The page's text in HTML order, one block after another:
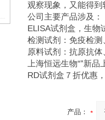
观察现象，又能得
公司主要产品涉及：
ELISA试剂盒，生物
检测试剂：免疫检测
原料试剂：抗原抗
上海恒远生物“”新品
RD试剂盒７折优惠，
产品：